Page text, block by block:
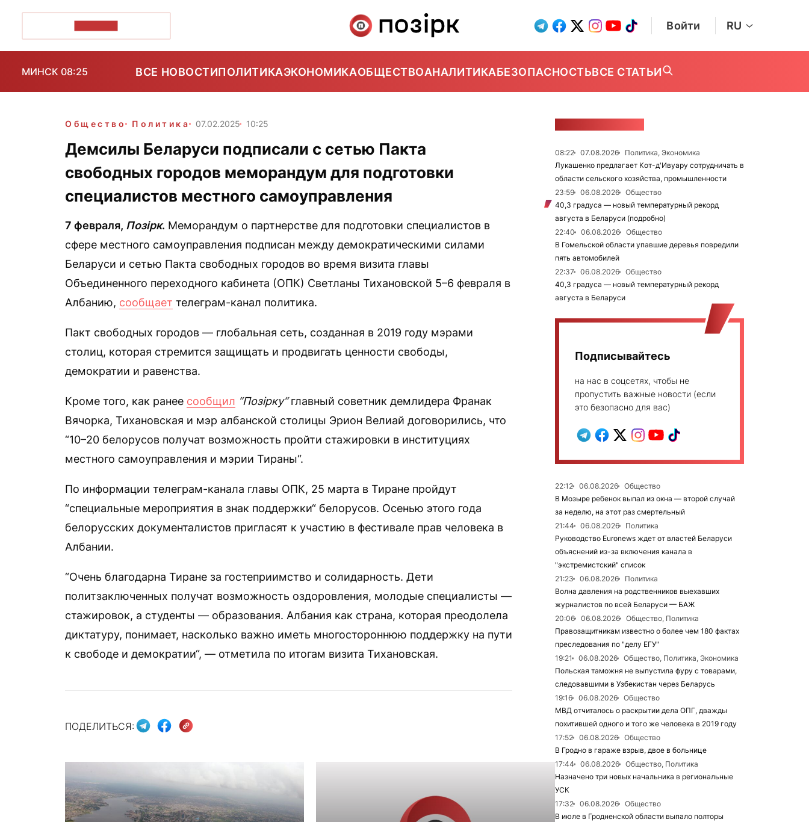
Войти RU
МИНСК 08:25 ВСЕ НОВОСТИПОЛИТИКАЭКОНОМИКАОБЩЕСТВОАНАЛИТИКАБЕЗОПАСНОСТЬВСЕ СТАТЬИ
Общество Политика 07.02.2025 10:25
Демсилы Беларуси подписали с сетью Пакта
свободных городов меморандум для подготовки
специалистов местного самоуправления
7 февраля, Позірк. Меморандум о партнерстве для подготовки специалистов в
сфере местного самоуправления подписан между демократическими силами
Беларуси и сетью Пакта свободных городов во время визита главы
Объединенного переходного кабинета (ОПК) Светланы Тихановской 5–6 февраля в
Албанию, сообщает телеграм-канал политика.
Пакт свободных городов — глобальная сеть, созданная в 2019 году мэрами
столиц, которая стремится защищать и продвигать ценности свободы,
демократии и равенства.
Кроме того, как ранее сообщил “Позірку“главный советник демлидера Франак
Вячорка, Тихановская и мэр албанской столицы Эрион Велиай договорились, что
“10–20 белорусов получат возможность пройти стажировки в институциях
местного самоуправления и мэрии Тираны“.
По информации телеграм-канала главы ОПК, 25 марта в Тиране пройдут
“специальные мероприятия в знак поддержки“ белорусов. Осенью этого года
белорусских документалистов пригласят к участию в фестивале прав человека в
Албании.
“Очень благодарна Тиране за гостеприимство и солидарность. Дети
политзаключенных получат возможность оздоровления, молодые специалисты —
стажировок, а студенты — образования. Албания как страна, которая преодолела
диктатуру, понимает, насколько важно иметь многостороннюю поддержку на пути
к свободе и демократии“, — отметила по итогам визита Тихановская.
ПОДЕЛИТЬСЯ:
08:22 07.08.2026
Политика, Экономика
Лукашенко предлагает Кот-д'Ивуару сотрудничать в
области сельского хозяйства, промышленности
23:59
06.08.2026
Общество
40,3 градуса — новый температурный рекорд
августа в Беларуси (подробно)
22:40
06.08.2026
Общество
В Гомельской области упавшие деревья повредили
пять автомобилей
22:37
06.08.2026
Общество
40,3 градуса — новый температурный рекорд
августа в Беларуси
Подписывайтесь
на нас в соцсетях, чтобы не
пропустить важные новости (если
это безопасно для вас)
22:12 06.08.2026
Общество
В Мозыре ребенок выпал из окна — второй случай
за неделю, на этот раз смертельный
21:44
06.08.2026
Политика
Руководство Euronews ждет от властей Беларуси
объяснений из-за включения канала в
"экстремистский" список
21:23
06.08.2026
Политика
Волна давления на родственников выехавших
журналистов по всей Беларуси — БАЖ
20:06
06.08.2026
Общество, Политика
Правозащитникам известно о более чем 180 фактах
преследования по "делу ЕГУ"
19:21
06.08.2026
Общество, Политика, Экономика
Польская таможня не выпустила фуру с товарами,
следовавшими в Узбекистан через Беларусь
19:16
06.08.2026
Общество
МВД отчиталось о раскрытии дела ОПГ, дважды
похитившей одного и того же человека в 2019 году
17:52
06.08.2026
Общество
В Гродно в гараже взрыв, двое в больнице
17:44
06.08.2026
Общество, Политика
Назначено три новых начальника в региональные
УСК
17:32
06.08.2026
Общество
В июле в Гродненской области выпало полторы